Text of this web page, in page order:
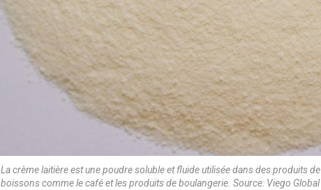
La crème laitière est une poudre soluble et fluide utilisée dans des produits de
boissons comme le café et les produits de boulangerie. Source: Viego Global